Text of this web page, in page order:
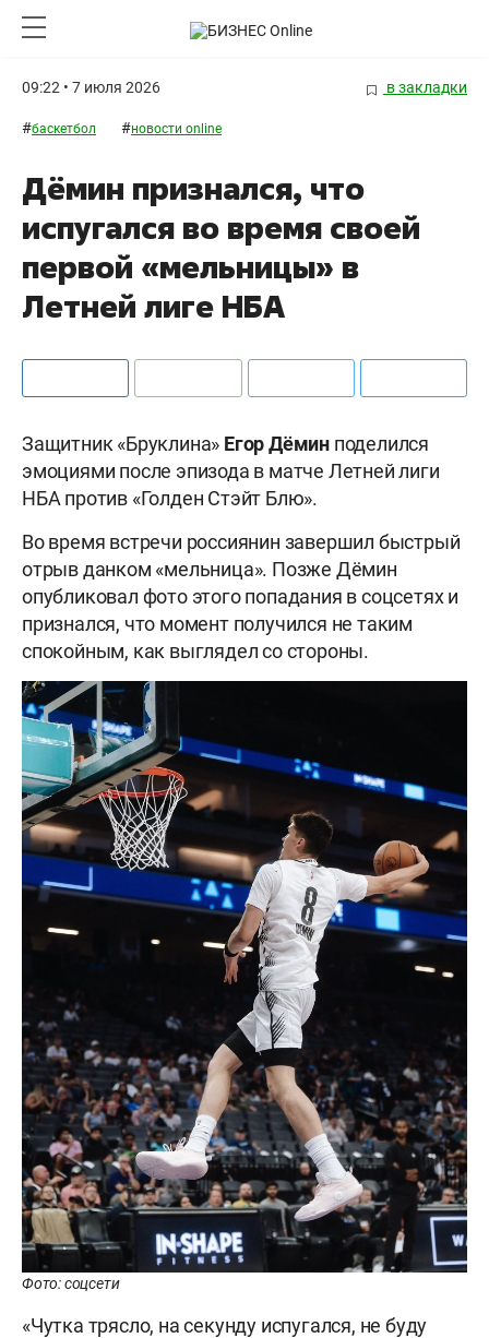
09:22 • 7 июля 2026 в закладки
#баскетбол #новости online
Дёмин признался, что
испугался во время своей
первой «мельницы» в
Летней лиге НБА
Защитник «Бруклина» Егор Дёмин поделился
эмоциями после эпизода в матче Летней лиги
НБА против «Голден Стэйт Блю».
Во время встречи россиянин завершил быстрый
отрыв данком «мельница». Позже Дёмин
опубликовал фото этого попадания в соцсетях и
признался, что момент получился не таким
спокойным, как выглядел со стороны.
Фото: соцсети
«Чутка трясло, на секунду испугался, не буду